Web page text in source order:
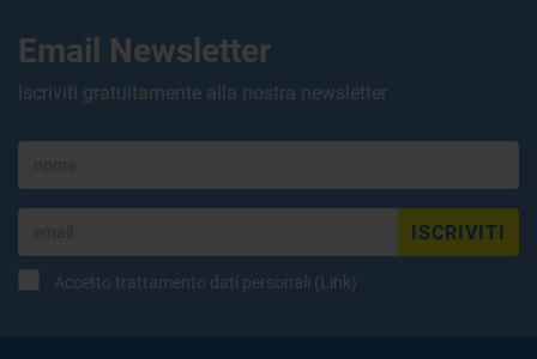
Email Newsletter
Iscriviti gratuitamente alla nostra newsletter
ISCRIVITI
Accetto trattamento dati personali (Link)